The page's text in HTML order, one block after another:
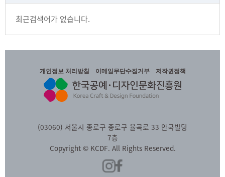
최근검색어가 없습니다.
개인정보 처리방침 이메일무단수집거부 저작권정책
(03060) 서울시 종로구 종로구 율곡로 33 안국빌딩
7층
Copyright © KCDF. All Rights Reserved.